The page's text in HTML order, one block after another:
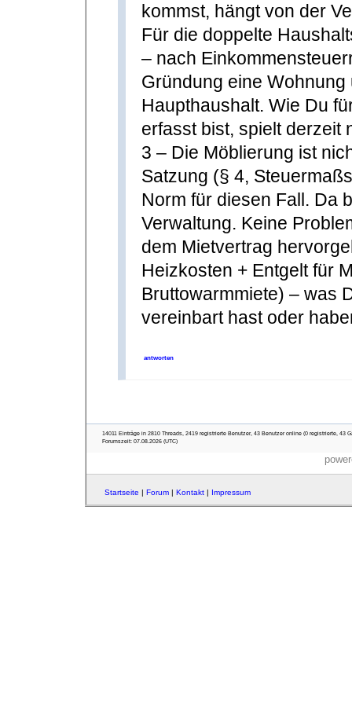
kommst, hängt von der
Für die doppelte
– nach
Gründung eine
Haupthaushalt. Wie Du
erfasst bist, spielt derzeit
3 – Die Möblierung ist
Satzung (§ 4,
Norm für diesen Fall. Da
Verwaltung. Keine
dem Mietvertrag
Heizkosten + Entgelt für
Bruttowarmmiete) – was
vereinbart hast oder
antworten
14011 Einträge in 2810 Threads, 2419 registrierte Benutzer, 43 Benutzer online (0 registrierte, 43
Forumszeit: 07.08.2026 (UTC)
Startseite | Forum| Kontakt| Impressum